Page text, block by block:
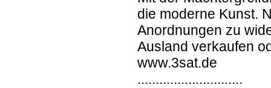
die moderne Kunst.
Anordnungen zu
Ausland verkaufen
www.3sat.de
.............................